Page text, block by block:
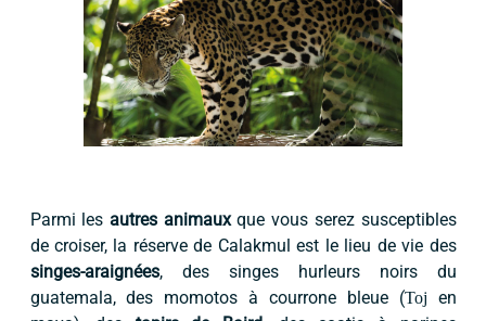
Parmi les autres animauxque vous serez susceptibles
de croiser, la réserve de Calakmul est le lieu de vie des
singes-araignées, des singes hurleurs noirs du
guatemala, des momotos à courrone bleue (Toj
en